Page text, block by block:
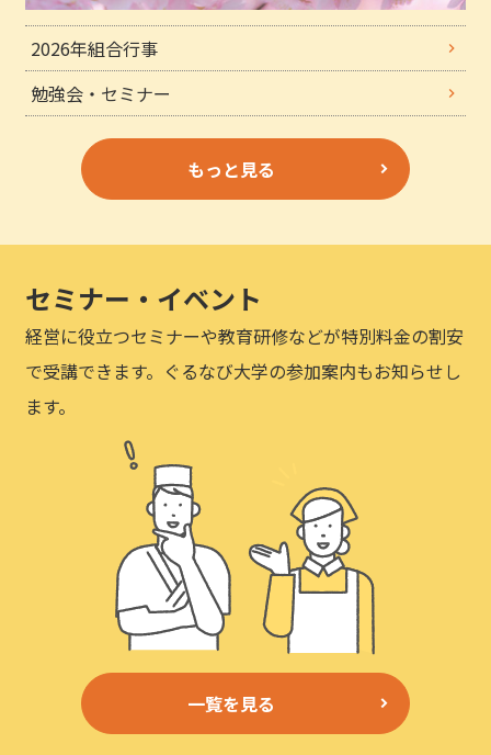
2026年組合行事
勉強会・セミナー
もっと見る
セミナー・イベント
経営に役立つセミナーや教育研修などが特別料金の割安
で受講できます。ぐるなび大学の参加案内もお知らせし
ます。
一覧を見る